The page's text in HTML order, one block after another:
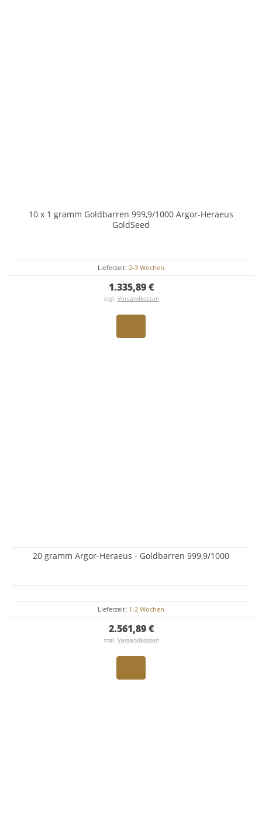
10 x 1 gramm Goldbarren 999,9/1000 Argor-Heraeus
GoldSeed
Lieferzeit: 2-3 Wochen
1.335,89 €
zzgl. Versandkosten
20 gramm Argor-Heraeus - Goldbarren 999,9/1000
Lieferzeit: 1-2 Wochen
2.561,89 €
zzgl. Versandkosten